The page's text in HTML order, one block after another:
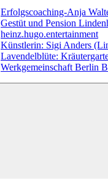
Erfolgscoaching-Anja
Gestüt und Pension
heinz.hugo.entertainment
Künstlerin: Sigi Anders
Lavendelblüte:
Werkgemeinschaft Berlin